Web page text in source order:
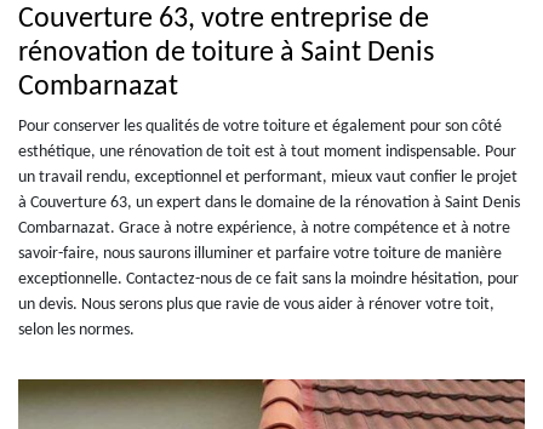
Couverture 63, votre entreprise de
rénovation de toiture à Saint Denis
Combarnazat
Pour conserver les qualités de votre toiture et également pour son côté
esthétique, une rénovation de toit est à tout moment indispensable. Pour
un travail rendu, exceptionnel et performant, mieux vaut confier le projet
à Couverture 63, un expert dans le domaine de la rénovation à Saint Denis
Combarnazat. Grace à notre expérience, à notre compétence et à notre
savoir-faire, nous saurons illuminer et parfaire votre toiture de manière
exceptionnelle. Contactez-nous de ce fait sans la moindre hésitation, pour
un devis. Nous serons plus que ravie de vous aider à rénover votre toit,
selon les normes.